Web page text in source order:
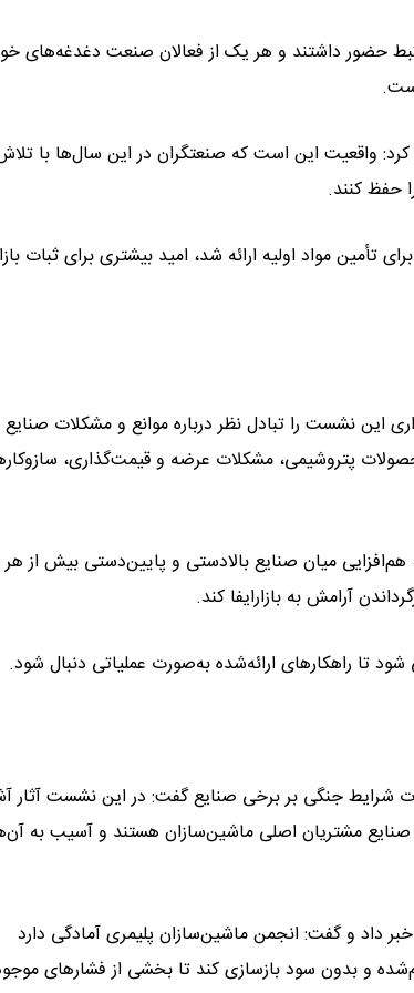
حضور داشتند و هر یک از فعالان صنعت دغدغه‌های
کرد: واقعیت این است که صنعتگران در این سال‌ها با
حفظ کنند.
مواد اولیه ارائه شد، امید بیشتری برای ثبات
این نشست را تبادل نظر درباره موانع و مشکلات صنایع
پتروشیمی، مشکلات عرضه و قیمت‌گذاری،
میان صنایع بالادستی و پایین‌دستی بیش از هر
آرامش به بازارایفا کند.
تا راهکارهای ارائه‌شده به‌صورت عملیاتی دنبال شود.
شرایط جنگی بر برخی صنایع گفت: در این نشست آثار
صنایع مشتریان اصلی ماشین‌سازان هستند و آسیب به
داد و گفت: انجمن ماشین‌سازان پلیمری آمادگی دارد
و بدون سود بازسازی کند تا بخشی از فشارهای